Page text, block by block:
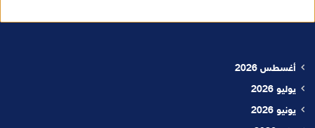
أغسطس 2026
يوليو 2026
يونيو 2026